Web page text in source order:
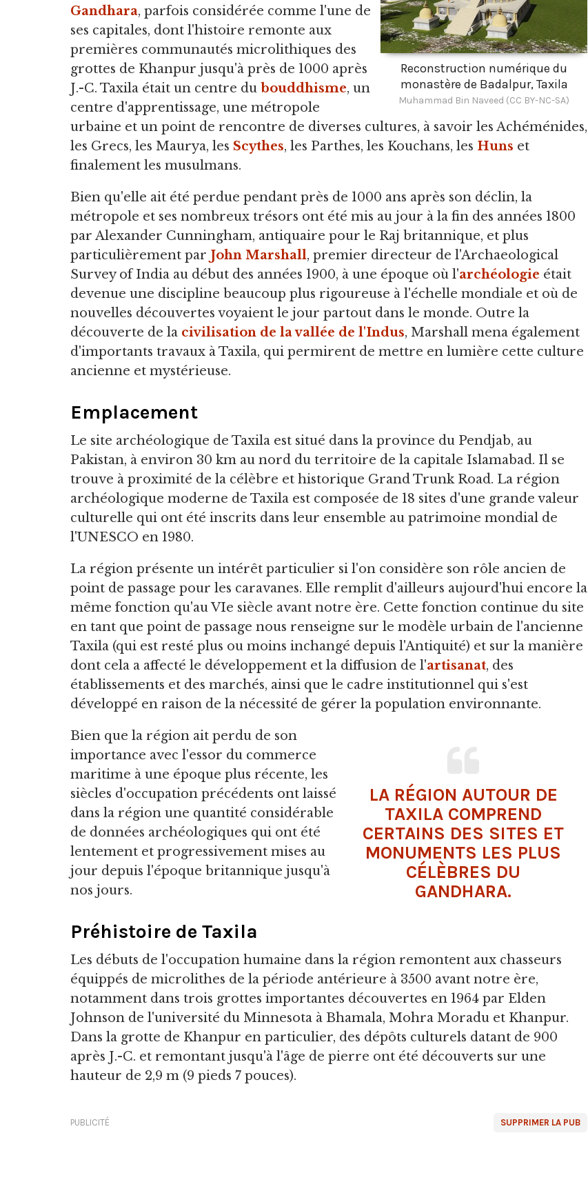
Reconstruction numérique du
monastère de Badalpur, Taxila
Muhammad Bin Naveed (CC BY-NC-SA)
Gandhara, parfois considérée comme l'une de
ses capitales, dont l'histoire remonte aux
premières communautés microlithiques des
grottes de Khanpur jusqu'à près de 1000 après
J.-C. Taxila était un centre du bouddhisme, un
centre d'apprentissage, une métropole
urbaine et un point de rencontre de diverses cultures, à savoir les Achéménides,
les Grecs, les Maurya, les Scythes, les Parthes, les Kouchans, les Huns et
finalement les musulmans.
Bien qu'elle ait été perdue pendant près de 1000 ans après son déclin, la
métropole et ses nombreux trésors ont été mis au jour à la fin des années 1800
par Alexander Cunningham, antiquaire pour le Raj britannique, et plus
particulièrement par John Marshall, premier directeur de l'Archaeological
Survey of India au début des années 1900, à une époque où l'archéologie était
devenue une discipline beaucoup plus rigoureuse à l'échelle mondiale et où de
nouvelles découvertes voyaient le jour partout dans le monde. Outre la
découverte de la civilisation de la vallée de l'Indus, Marshall mena également
d'importants travaux à Taxila, qui permirent de mettre en lumière cette culture
ancienne et mystérieuse.
Emplacement
Le site archéologique de Taxila est situé dans la province du Pendjab, au
Pakistan, à environ 30 km au nord du territoire de la capitale Islamabad. Il se
trouve à proximité de la célèbre et historique Grand Trunk Road. La région
archéologique moderne de Taxila est composée de 18 sites d'une grande valeur
culturelle qui ont été inscrits dans leur ensemble au patrimoine mondial de
l'UNESCO en 1980.
La région présente un intérêt particulier si l'on considère son rôle ancien de
point de passage pour les caravanes. Elle remplit d'ailleurs aujourd'hui encore la
même fonction qu'au VIe siècle avant notre ère. Cette fonction continue du site
en tant que point de passage nous renseigne sur le modèle urbain de l'ancienne
Taxila (qui est resté plus ou moins inchangé depuis l'Antiquité) et sur la manière
dont cela a affecté le développement et la diffusion de l'artisanat, des
établissements et des marchés, ainsi que le cadre institutionnel qui s'est
développé en raison de la nécessité de gérer la population environnante.
LA RÉGION AUTOUR DE
TAXILA COMPREND
CERTAINS DES SITES ET
MONUMENTS LES PLUS
CÉLÈBRES DU
GANDHARA.
Bien que la région ait perdu de son
importance avec l'essor du commerce
maritime à une époque plus récente, les
siècles d'occupation précédents ont laissé
dans la région une quantité considérable
de données archéologiques qui ont été
lentement et progressivement mises au
jour depuis l'époque britannique jusqu'à
nos jours.
Préhistoire de Taxila
Les débuts de l'occupation humaine dans la région remontent aux chasseurs
équippés de microlithes de la période antérieure à 3500 avant notre ère,
notamment dans trois grottes importantes découvertes en 1964 par Elden
Johnson de l'université du Minnesota à Bhamala, Mohra Moradu et Khanpur.
Dans la grotte de Khanpur en particulier, des dépôts culturels datant de 900
après J.-C. et remontant jusqu'à l'âge de pierre ont été découverts sur une
hauteur de 2,9 m (9 pieds 7 pouces).
SUPPRIMER LA PUB
PUBLICITÉ